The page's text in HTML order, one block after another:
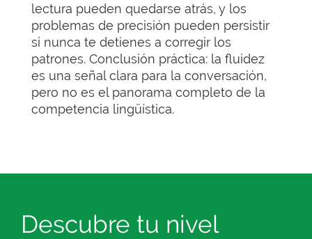
lectura pueden quedarse atrás, y los
problemas de precisión pueden persistir
si nunca te detienes a corregir los
patrones. Conclusión práctica: la fluidez
es una señal clara para la conversación,
pero no es el panorama completo de la
competencia lingüística.
Descubre tu nivel